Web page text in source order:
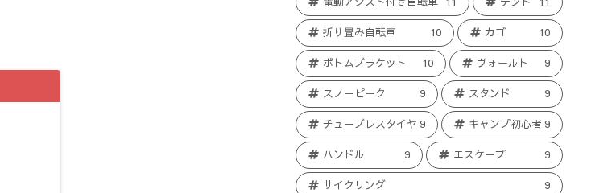
折り畳み自転車 10 カゴ 10
ボトムブラケット 10 ヴォールト 9
スノーピーク 9 スタンド 9
チューブレスタイヤ 9 キャンプ初心者 9
ハンドル 9 エスケープ 9
サイクリング 9